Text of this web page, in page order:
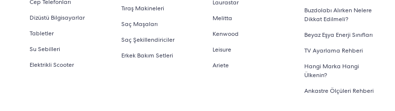
Cep Telefonları
Dizüstü Bilgisayarlar
Tabletler
Su Sebilleri
Elektrikli Scooter
Tıraş Makineleri
Saç Maşaları
Saç Şekillendiriciler
Erkek Bakım Setleri
Laurastar
Melitta
Kenwood
Leisure
Ariete
Buzdolabı Alırken Nelere
Dikkat Edilmeli?
Beyaz Eşya Enerji Sınıfları
TV Ayarlama Rehberi
Hangi Marka Hangi
Ülkenin?
Ankastre Ölçüleri Rehberi